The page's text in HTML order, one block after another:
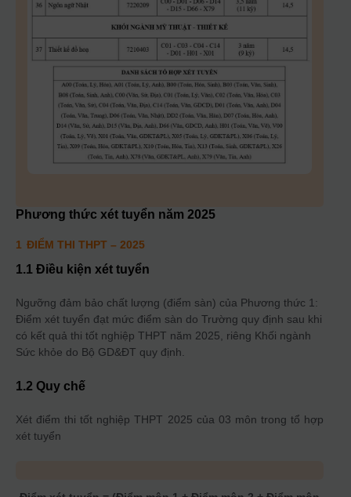
Phương thức xét tuyển năm 2025
1 ĐIỂM THI THPT – 2025
1.1 Điều kiện xét tuyển
Ngưỡng đảm bảo chất lượng (điểm sàn) của Phương thức 1:
Điểm xét tuyển đạt mức điểm sàn do Trường quy định sau khi
có kết quả thi tốt nghiệp THPT năm 2025, riêng Khối ngành
Sức khỏe do Bộ GD&ĐT quy định.
1.2 Quy chế
Xét điểm thi tốt nghiệp THPT 2025 của 03 môn trong tổ hợp
xét tuyển